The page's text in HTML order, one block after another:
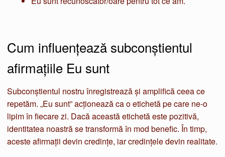
Cum influențează subconștientul
afirmațiile Eu sunt
Subconștientul nostru înregistrează și amplifică ceea ce
repetăm. „Eu sunt” acționează ca o etichetă pe care ne-o
lipim în fiecare zi. Dacă această etichetă este pozitivă,
identitatea noastră se transformă în mod benefic. În timp,
aceste afirmații devin credințe, iar credințele devin realitate.